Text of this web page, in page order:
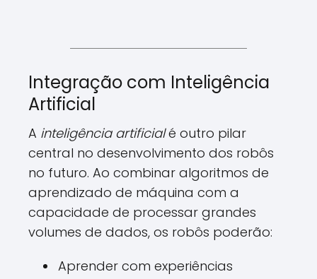
Integração com Inteligência
Artificial
A inteligência artificialé outro pilar
central no desenvolvimento dos robôs
no futuro. Ao combinar algoritmos de
aprendizado de máquina com a
capacidade de processar grandes
volumes de dados, os robôs poderão:
Aprender com experiências